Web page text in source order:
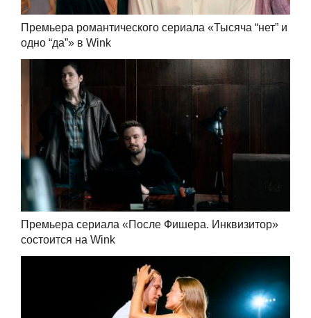
Премьера романтического сериала «Тысяча “нет” и
одно “да”» в Wink
Премьера сериала «После Фишера. Инквизитор»
состоится на Wink